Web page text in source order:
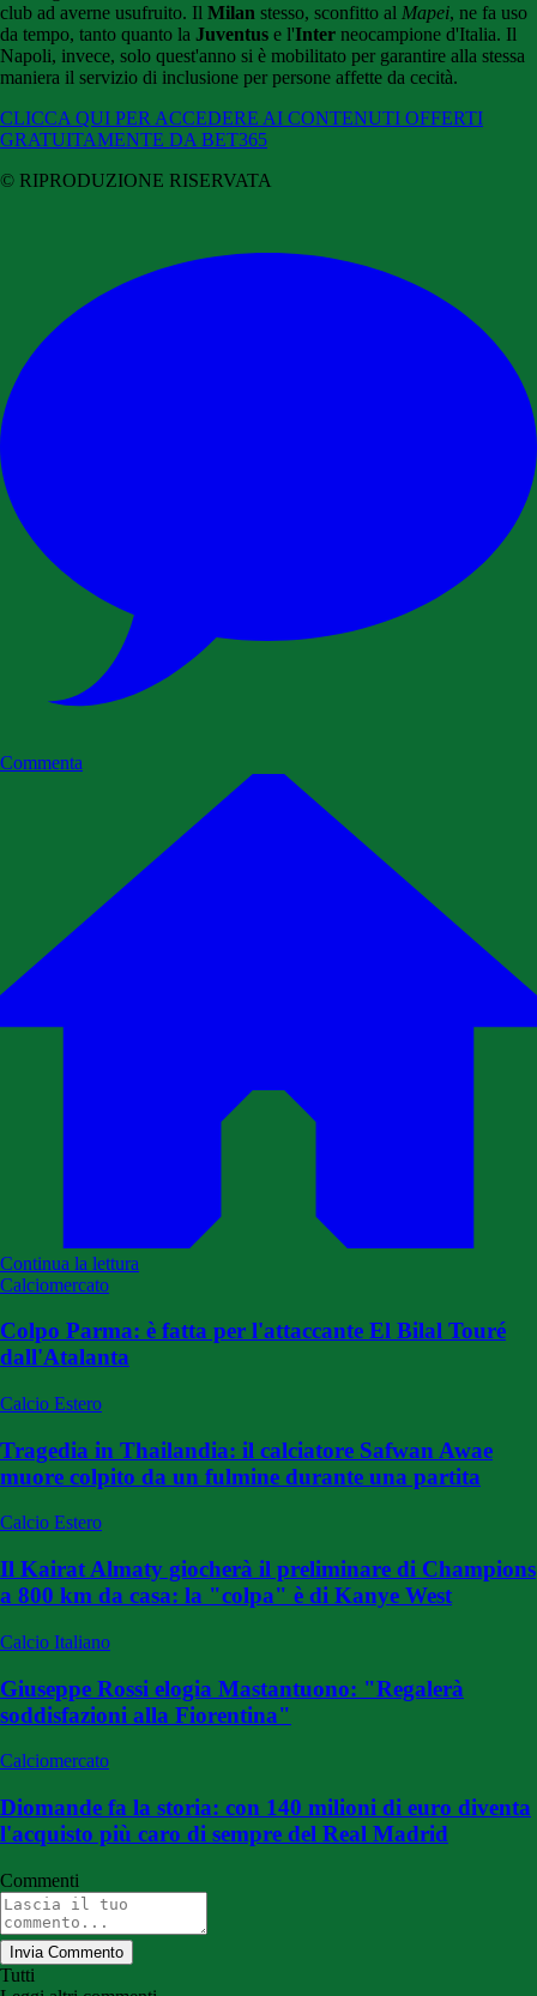
club ad averne usufruito. Il Milan stesso, sconfitto al Mapei, ne fa uso
da tempo, tanto quanto la Juventus e l'Inter neocampione d'Italia. Il
Napoli, invece, solo quest'anno si è mobilitato per garantire alla stessa
maniera il servizio di inclusione per persone affette da cecità.
CLICCA QUI PER ACCEDERE AI CONTENUTI OFFERTI
GRATUITAMENTE DA BET365
© RIPRODUZIONE RISERVATA
Commenta
Continua la lettura
Calciomercato
Colpo Parma: è fatta per l'attaccante El Bilal Touré
dall'Atalanta
Calcio Estero
Tragedia in Thailandia: il calciatore Safwan Awae
muore colpito da un fulmine durante una partita
Calcio Estero
Il Kairat Almaty giocherà il preliminare di Champions
a 800 km da casa: la "colpa" è di Kanye West
Calcio Italiano
Giuseppe Rossi elogia Mastantuono: "Regalerà
soddisfazioni alla Fiorentina"
Calciomercato
Diomande fa la storia: con 140 milioni di euro diventa
l'acquisto più caro di sempre del Real Madrid
Commenti
Invia Commento
Tutti